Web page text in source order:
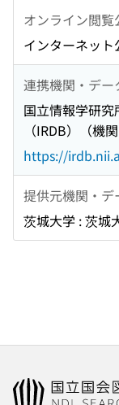
オンライン閲覧
インターネット
連携機関・デー
国立情報学研
（IRDB）（機
https://
提供元機関・デ
茨城大学 : 茨城